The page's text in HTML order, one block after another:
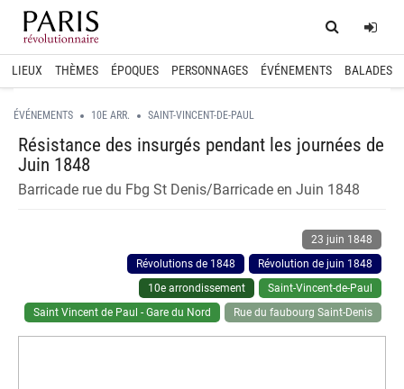
Home
LIEUX THÈMES ÉPOQUES PERSONNAGES ÉVÉNEMENTS BALADES
ÉVÉNEMENTS 10E ARR. SAINT-VINCENT-DE-PAUL
Résistance des insurgés pendant les journées de
Juin 1848
Barricade rue du Fbg St Denis/Barricade en Juin 1848
23 juin 1848
Révolutions de 1848
Révolution de juin 1848
10e arrondissement
Saint-Vincent-de-Paul
Saint Vincent de Paul - Gare du Nord
Rue du faubourg Saint-Denis